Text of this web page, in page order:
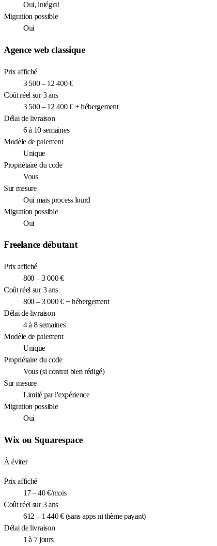
Oui, intégral
Migration possible
Oui
Agence web classique
Prix affiché
3 500 – 12 400 €
Coût réel sur 3 ans
3 500 – 12 400 € + hébergement
Délai de livraison
6 à 10 semaines
Modèle de paiement
Unique
Propriétaire du code
Vous
Sur mesure
Oui mais process lourd
Migration possible
Oui
Freelance débutant
Prix affiché
800 – 3 000 €
Coût réel sur 3 ans
800 – 3 000 € + hébergement
Délai de livraison
4 à 8 semaines
Modèle de paiement
Unique
Propriétaire du code
Vous (si contrat bien rédigé)
Sur mesure
Limité par l'expérience
Migration possible
Oui
Wix ou Squarespace
À éviter
Prix affiché
17 – 40 €/mois
Coût réel sur 3 ans
612 – 1 440 € (sans apps ni thème payant)
Délai de livraison
1 à 7 jours